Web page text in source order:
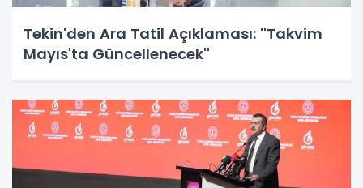
Tekin'den Ara Tatil Açıklaması: ''Takvim
Mayıs'ta Güncellenecek''